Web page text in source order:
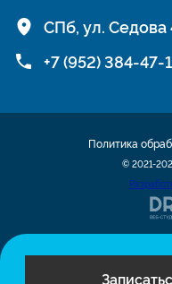
СПб, ул. Седова
+7 (952) 384-47-
© 2021-
Политика